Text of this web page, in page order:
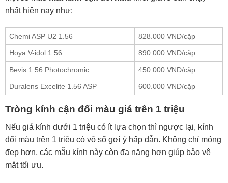
nhất hiện nay như:
Chemi ASP U2 1.56 828.000 VND/cặp
Hoya V-idol 1.56 890.000 VND/cặp
Bevis 1.56 Photochromic 450.000 VND/cặp
Duralens Excelite 1.56 ASP 600.000 VND/cặp
Tròng kính cận đổi màu giá trên 1 triệu
Nếu giá kính dưới 1 triệu có ít lựa chọn thì ngược lại, kính
đổi màu trên 1 triệu có vô số gợi ý hấp dẫn. Không chỉ mỏng
đẹp hơn, các mẫu kính này còn đa năng hơn giúp bảo vệ
mắt tối ưu.